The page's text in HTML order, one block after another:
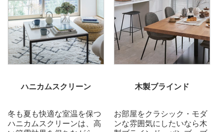
ハニカムスクリーン
冬も夏も快適な室温を保つ
ハニカムスクリーンは、高
木製ブラインド
お部屋をクラシック・モダ
ンな雰囲気にしたいなら木